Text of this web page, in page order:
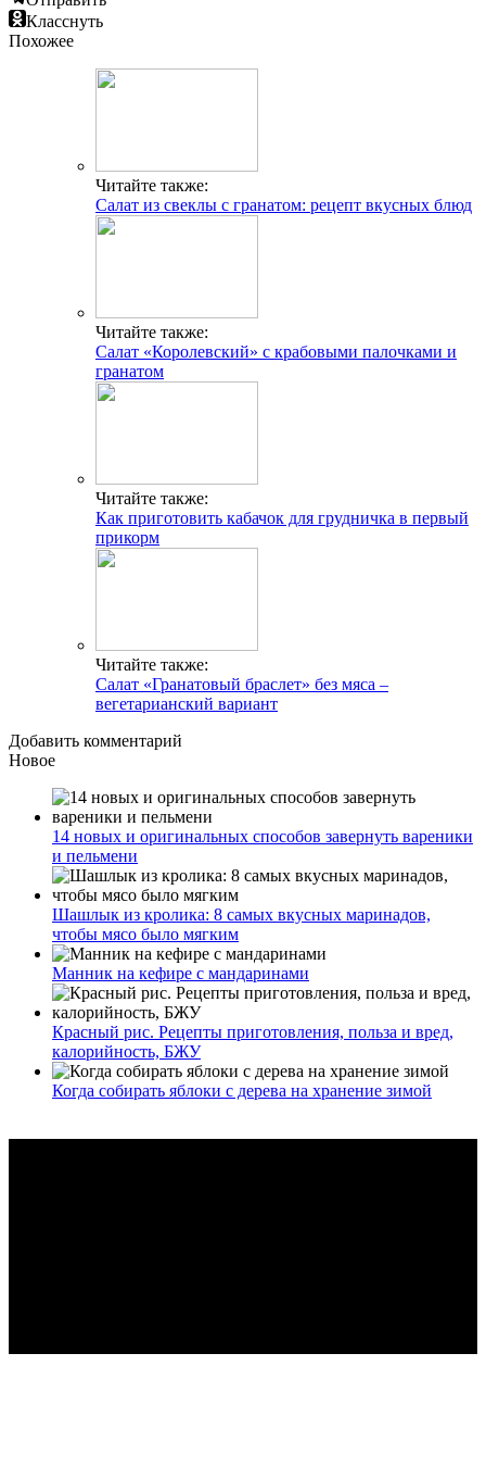
Класснуть
Похожее
Читайте также:
Салат из свеклы с гранатом: рецепт вкусных блюд
Читайте также:
Салат «Королевский» с крабовыми палочками и
гранатом
Читайте также:
Как приготовить кабачок для грудничка в первый
прикорм
Читайте также:
Салат «Гранатовый браслет» без мяса –
вегетарианский вариант
Добавить комментарий
Новое
14 новых и оригинальных способов завернуть вареники
и пельмени
Шашлык из кролика: 8 самых вкусных маринадов,
чтобы мясо было мягким
Манник на кефире с мандаринами
Красный рис. Рецепты приготовления, польза и вред,
калорийность, БЖУ
Когда собирать яблоки с дерева на хранение зимой